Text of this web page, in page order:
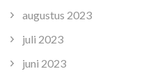
augustus 2023
juli 2023
juni 2023